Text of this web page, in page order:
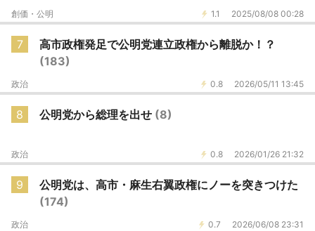
1.1 2025/08/08 00:28
創価・公明
7
高市政権発足で公明党連立政権から離脱か！？
(183)
0.8 2026/05/11 13:45
政治
8 公明党から総理を出せ (8)
0.8 2026/01/26 21:32
政治
9
公明党は、高市・麻生右翼政権にノーを突きつけた
(174)
0.7 2026/06/08 23:31
政治